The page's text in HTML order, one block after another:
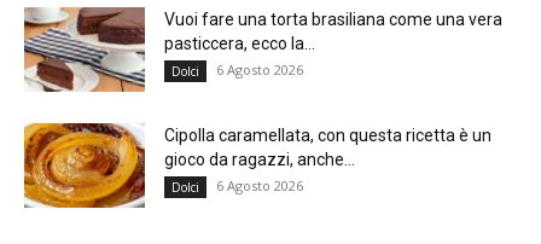
Vuoi fare una torta brasiliana come una vera
pasticcera, ecco la...
Dolci 6 Agosto 2026
Cipolla caramellata, con questa ricetta è un
gioco da ragazzi, anche...
Dolci 6 Agosto 2026